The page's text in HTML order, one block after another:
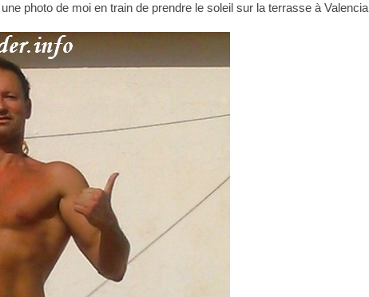
photo de moi en train de prendre le soleil sur la terrasse à Valencia